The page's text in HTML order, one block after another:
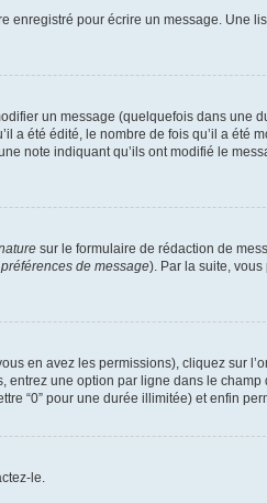
pour écrire un message. Une
un message (quelquefois dans une
été édité, le nombre de fois qu’il a été
note indiquant qu’ils ont modifié le
sur le formulaire de rédaction de
de message). Par la suite,
en avez les permissions), cliquez sur
une option par ligne dans le
“0” pour une durée illimitée) et enfin
le.